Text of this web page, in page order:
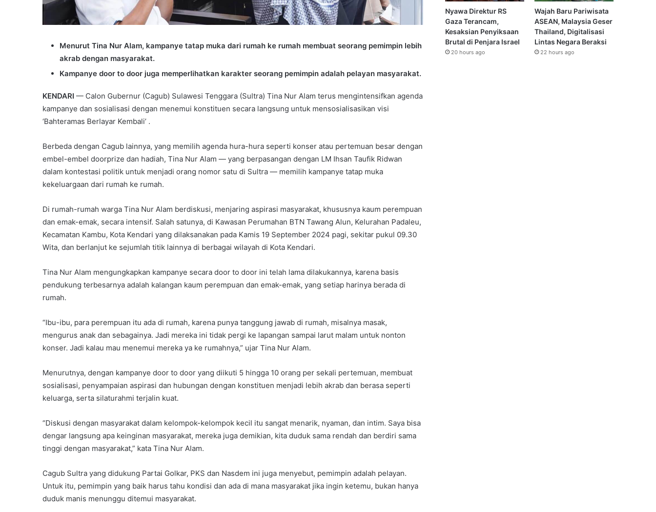
Menurut Tina Nur Alam, kampanye tatap muka dari rumah ke rumah membuat seorang pemimpin lebih
akrab dengan masyarakat.
Kampanye door to door juga memperlihatkan karakter seorang pemimpin adalah pelayan masyarakat.
KENDARI — Calon Gubernur (Cagub) Sulawesi Tenggara (Sultra) Tina Nur Alam terus mengintensifkan agenda
kampanye dan sosialisasi dengan menemui konstituen secara langsung untuk mensosialisasikan visi
‘Bahteramas Berlayar Kembali’ .
Berbeda dengan Cagub lainnya, yang memilih agenda hura-hura seperti konser atau pertemuan besar dengan
embel-embel doorprize dan hadiah, Tina Nur Alam — yang berpasangan dengan LM Ihsan Taufik Ridwan
dalam kontestasi politik untuk menjadi orang nomor satu di Sultra — memilih kampanye tatap muka
kekeluargaan dari rumah ke rumah.
Di rumah-rumah warga Tina Nur Alam berdiskusi, menjaring aspirasi masyarakat, khususnya kaum perempuan
dan emak-emak, secara intensif. Salah satunya, di Kawasan Perumahan BTN Tawang Alun, Kelurahan Padaleu,
Kecamatan Kambu, Kota Kendari yang dilaksanakan pada Kamis 19 September 2024 pagi, sekitar pukul 09.30
Wita, dan berlanjut ke sejumlah titik lainnya di berbagai wilayah di Kota Kendari.
Tina Nur Alam mengungkapkan kampanye secara door to door ini telah lama dilakukannya, karena basis
pendukung terbesarnya adalah kalangan kaum perempuan dan emak-emak, yang setiap harinya berada di
rumah.
“Ibu-ibu, para perempuan itu ada di rumah, karena punya tanggung jawab di rumah, misalnya masak,
mengurus anak dan sebagainya. Jadi mereka ini tidak pergi ke lapangan sampai larut malam untuk nonton
konser. Jadi kalau mau menemui mereka ya ke rumahnya,” ujar Tina Nur Alam.
Menurutnya, dengan kampanye door to door yang diikuti 5 hingga 10 orang per sekali pertemuan, membuat
sosialisasi, penyampaian aspirasi dan hubungan dengan konstituen menjadi lebih akrab dan berasa seperti
keluarga, serta silaturahmi terjalin kuat.
“Diskusi dengan masyarakat dalam kelompok-kelompok kecil itu sangat menarik, nyaman, dan intim. Saya bisa
dengar langsung apa keinginan masyarakat, mereka juga demikian, kita duduk sama rendah dan berdiri sama
tinggi dengan masyarakat,” kata Tina Nur Alam.
Cagub Sultra yang didukung Partai Golkar, PKS dan Nasdem ini juga menyebut, pemimpin adalah pelayan.
Untuk itu, pemimpin yang baik harus tahu kondisi dan ada di mana masyarakat jika ingin ketemu, bukan hanya
duduk manis menunggu ditemui masyarakat.
Nyawa Direktur RS
Gaza Terancam,
Kesaksian Penyiksaan
Brutal di Penjara Israel
20 hours ago
Wajah Baru Pariwisata
ASEAN, Malaysia Geser
Thailand, Digitalisasi
Lintas Negara Beraksi
22 hours ago